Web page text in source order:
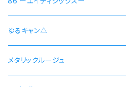
井ノ上たきな DA 2nd モデル 腕時
シン 連邦国ver モデル
シン 共和国ver モデル
ゆるキャン△
野クルver
メタリックルージュ